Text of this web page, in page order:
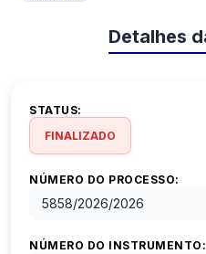
Detalhes
STATUS:
FINALIZADO
NÚMERO DO PROCESSO:
5858/2026/2026
NÚMERO DO INSTRUMENTO: